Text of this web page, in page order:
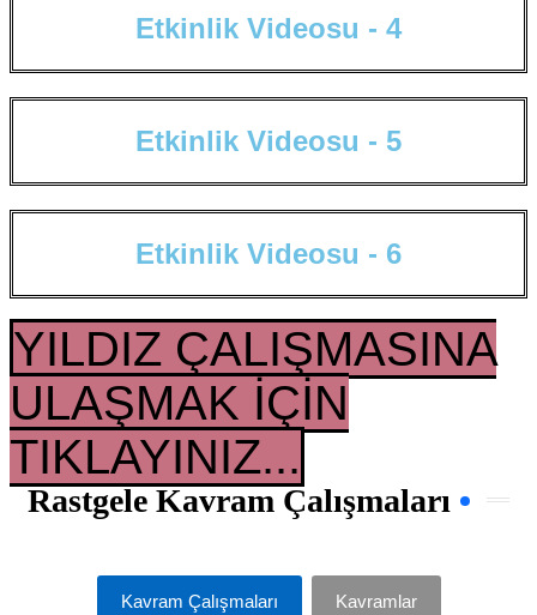
Etkinlik Videosu - 4
Etkinlik Videosu - 5
Etkinlik Videosu - 6
YILDIZ ÇALIŞMASINA
ULAŞMAK İÇİN
TIKLAYINIZ...
Rastgele Kavram Çalışmaları
Kavram Çalışmaları Kavramlar